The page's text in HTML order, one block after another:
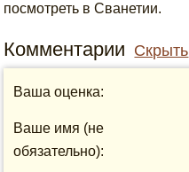
посмотреть в Сванетии.
Комментарии Скрыть
Ваша оценка:
Ваше имя (не
обязательно):